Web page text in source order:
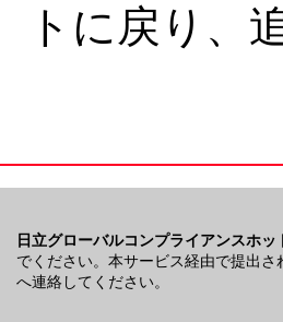
トに戻り、
日立グローバルコンプライアンスホ
でください。本サービス経由で提出
へ連絡してください。